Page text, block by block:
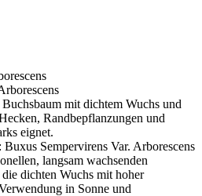
mit dichtem Wuchs und
Randbepflanzungen und
eignet.
Sempervirens Var. Arborescens
langsam wachsenden
dichten Wuchs mit hoher
in Sonne und